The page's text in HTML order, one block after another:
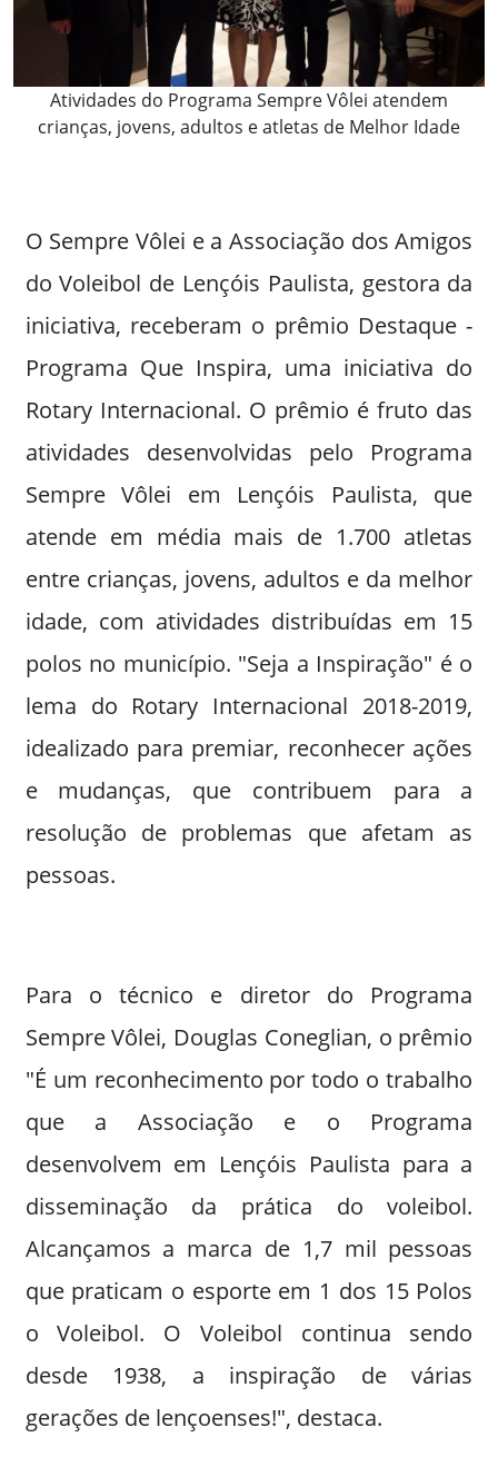
Atividades do Programa Sempre Vôlei atendem
crianças, jovens, adultos e atletas de Melhor Idade
O Sempre Vôlei e a Associação dos Amigos
do Voleibol de Lençóis Paulista, gestora da
iniciativa, receberam o prêmio Destaque -
Programa Que Inspira, uma iniciativa do
Rotary Internacional. O prêmio é fruto das
atividades desenvolvidas pelo Programa
Sempre Vôlei em Lençóis Paulista, que
atende em média mais de 1.700 atletas
entre crianças, jovens, adultos e da melhor
idade, com atividades distribuídas em 15
polos no município. "Seja a Inspiração" é o
lema do Rotary Internacional 2018-2019,
idealizado para premiar, reconhecer ações
e mudanças, que contribuem para a
resolução de problemas que afetam as
pessoas.
Para o técnico e diretor do Programa
Sempre Vôlei, Douglas Coneglian, o prêmio
"É um reconhecimento por todo o trabalho
que a Associação e o Programa
desenvolvem em Lençóis Paulista para a
disseminação da prática do voleibol.
Alcançamos a marca de 1,7 mil pessoas
que praticam o esporte em 1 dos 15 Polos
o Voleibol. O Voleibol continua sendo
desde 1938, a inspiração de várias
gerações de lençoenses!", destaca.